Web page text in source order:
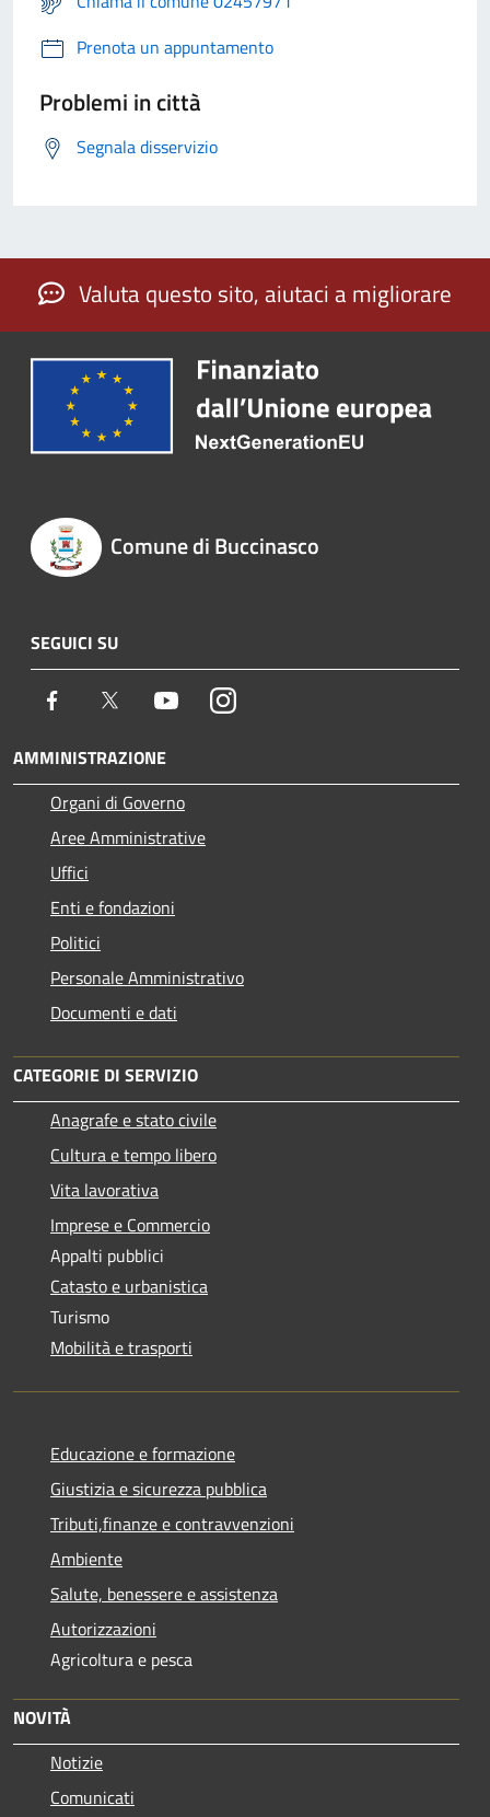
Prenota un appuntamento
Problemi in città
Segnala disservizio
Valuta questo sito, aiutaci a migliorare
Comune di Buccinasco
SEGUICI SU
Facebook Twitter YoutubeInstagram
AMMINISTRAZIONE
Organi di Governo
Aree Amministrative
Uffici
Enti e fondazioni
Politici
Personale Amministrativo
Documenti e dati
CATEGORIE DI SERVIZIO
Anagrafe e stato civile
Cultura e tempo libero
Vita lavorativa
Imprese e Commercio
Appalti pubblici
Catasto e urbanistica
Turismo
Mobilità e trasporti
Educazione e formazione
Giustizia e sicurezza pubblica
Tributi,finanze e contravvenzioni
Ambiente
Salute, benessere e assistenza
Autorizzazioni
Agricoltura e pesca
NOVITÀ
Notizie
Comunicati